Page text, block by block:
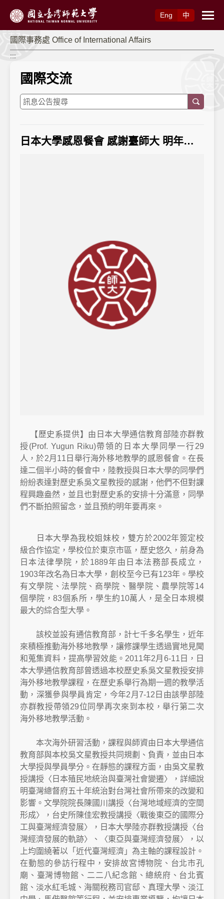
Eng
中
國際事務處 Office of International Affairs
:::
國際交流
日本大學感恩餐會 感謝臺師大 明年要再來
【歷史系提供】由日本大學通信教育部陸亦群教
授(Prof. Yugun Riku)帶領的日本大學同學一行29
人，於2月11日舉行海外移地教學的感恩餐會。在長
達二個半小時的餐會中，陸教授與日本大學的同學們
紛紛表達對歷史系吳文星教授的感謝，他們不但對課
程興趣盎然，並且也對歷史系的安排十分滿意，同學
們不斷拍照留念，並且預約明年要再來。
日本大學為我校姐妹校，雙方於2002年簽定校
級合作協定，學校位於東京市區，歷史悠久，前身為
日本法律學院，於1889年由日本法務部長成立，
1903年改名為日本大學，創校至今已有123年。學校
有文學院、法學院、商學院、醫學院、農學院等14
個學院，83個系所，學生約10萬人，是全日本規模
最大的綜合型大學。
該校並設有通信教育部，計七千多名學生，近年
來積極推動海外移地教學，讓修課學生透過實地見聞
和蒐集資料，提高學習效能。2011年2月6-11日，日
本大學通信教育部曾透過本校歷史系吳文星教授安排
海外移地教學課程，在歷史系舉行為期一週的教學活
動，深獲參與學員肯定，今年2月7-12日由該學部陸
亦群教授帶領29位同學再次來到本校，舉行第二次
海外移地教學活動。
本次海外研習活動，課程與師資由日本大學通信
教育部與本校吳文星教授共同規劃、負責，並由日本
大學授與學員學分。在靜態的課程方面，由吳文星教
授講授〈日本殖民地統治與臺灣社會變遷〉，詳細說
明臺灣總督府五十年統治對台灣社會所帶來的改變和
影響。文學院院長陳國川講授〈台灣地域經濟的空間
形成〉，台史所陳佳宏教授講授〈戰後東亞的國際分
工與臺灣經濟發展〉，日本大學陸亦群教授講授〈台
灣經濟發展的軌跡〉、〈東亞與臺灣經濟發展〉，以
上均圍繞著以「近代臺灣經濟」為主軸的課程設計。
在動態的參訪行程中，安排故宮博物院、台北市孔
廟、臺灣博物館、二二八紀念館、總統府、台北賓
館、淡水紅毛城、海關稅務司官邸、真理大學、淡江